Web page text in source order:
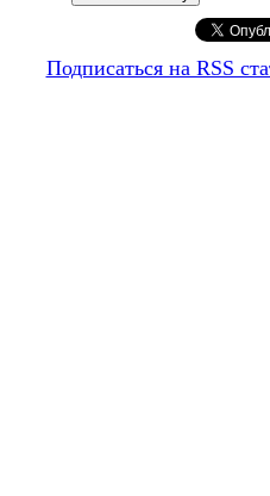
Подписаться на RSS